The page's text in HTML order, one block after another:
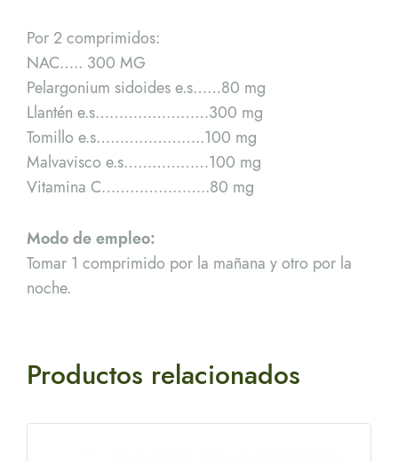
Por 2 comprimidos:
NAC….. 300 MG
Pelargonium sidoides e.s……80 mg
Llantén e.s……………………300 mg
Tomillo e.s…………………..100 mg
Malvavisco e.s………………100 mg
Vitamina C…………………..80 mg
Modo de empleo:
Tomar 1 comprimido por la mañana y otro por la
noche.
Productos relacionados